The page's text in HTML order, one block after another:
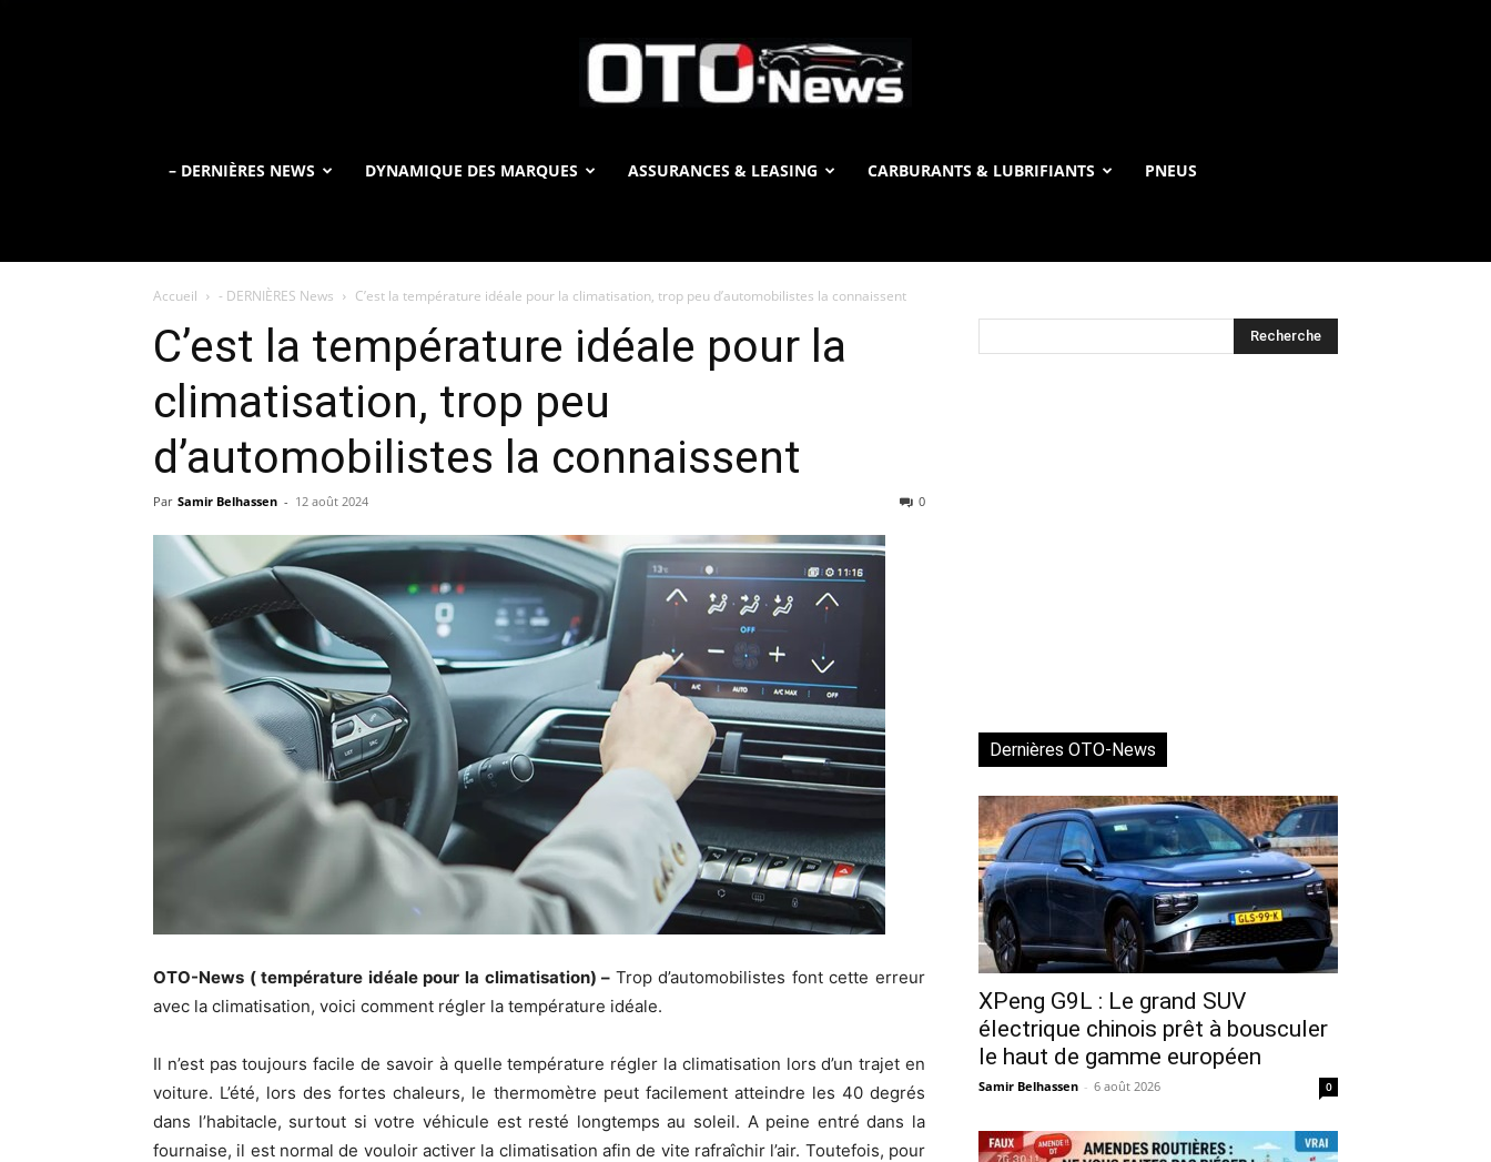
OTO
– DERNIÈRES NEWS DYNAMIQUE DES MARQUES ASSURANCES & LEASING CARBURANTS & LUBRIFIANTS PNEUS
Accueil - DERNIÈRES News C’est la température idéale pour la climatisation, trop peu d’automobilistes la connaissent
C’est la température idéale pour la
climatisation, trop peu
d’automobilistes la connaissent
Par Samir Belhassen - 12 août 2024 0
OTO-News ( température idéale pour la climatisation) – Trop d’automobilistes font cette erreur
avec la climatisation, voici comment régler la température idéale.
Il n’est pas toujours facile de savoir à quelle température régler la climatisation lors d’un trajet en
voiture. L’été, lors des fortes chaleurs, le thermomètre peut facilement atteindre les 40 degrés
dans l’habitacle, surtout si votre véhicule est resté longtemps au soleil. A peine entré dans la
fournaise, il est normal de vouloir activer la climatisation afin de vite rafraîchir l’air. Toutefois, pour
Dernières OTO-News
XPeng G9L : Le grand SUV
électrique chinois prêt à bousculer
le haut de gamme européen
Samir Belhassen - 6 août 2026 0